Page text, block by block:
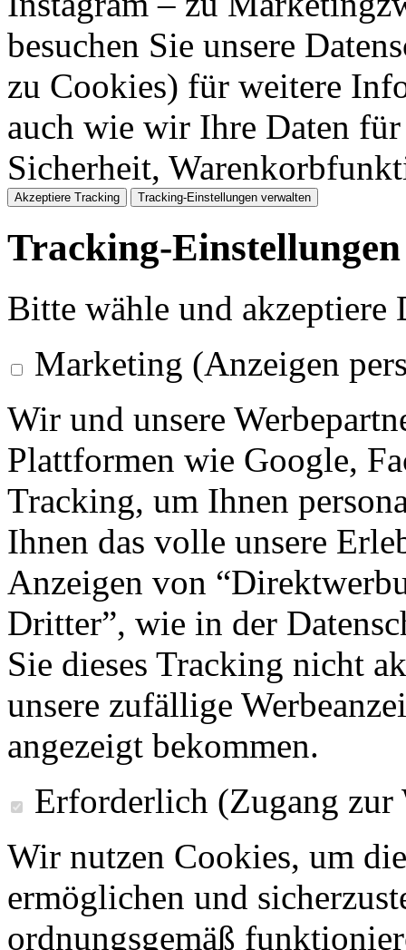
besuchen Sie unsere
zu Cookies) für weitere
auch wie wir Ihre Daten
Sicherheit,
Akzeptiere Tracking Tracking-Einstellungen verwalten
Tracking-
Bitte wähle und
Marketing (Anzeigen
Wir und unsere
Plattformen wie Google,
Tracking, um Ihnen
Ihnen das volle unsere
Anzeigen von
Dritter”, wie in der
Sie dieses Tracking nicht
unsere zufällige
angezeigt bekommen.
Erforderlich (Zugang zur
Wir nutzen Cookies, um
ermöglichen und
ordnungsgemäß